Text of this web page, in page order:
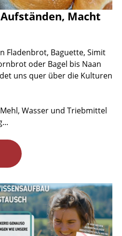
Macht
Fladenbrot, Baguette, Simit
oder Bagel bis Naan
uns quer über die Kulturen
Wasser und Triebmittel